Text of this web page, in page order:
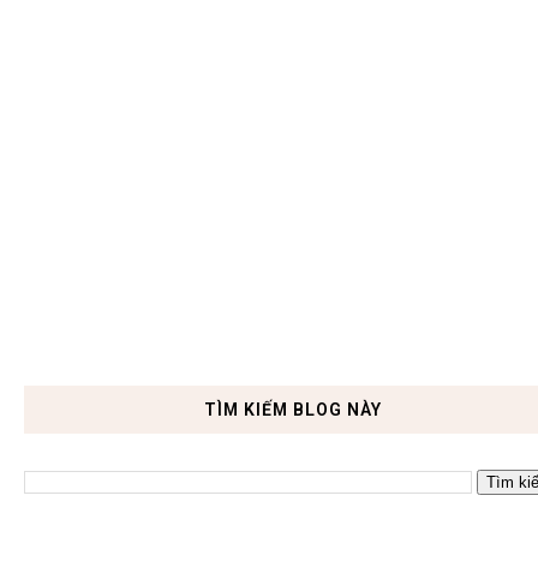
TÌM KIẾM BLOG NÀY